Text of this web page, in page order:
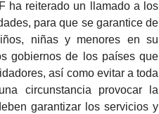
ha reiterado un llamado a los
para que se garantice de
niñas y menores en su
gobiernos de los países que
así como evitar a toda
circunstancia provocar la
garantizar los servicios y